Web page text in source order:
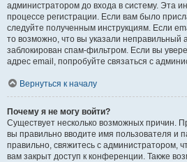
администратором до входа в систему. Эта
процессе регистрации. Если вам было
следуйте полученным инструкциям. Если
то возможно, что вы указали неправильный
заблокирован спам-фильтром. Если вы
адрес email, попробуйте связаться с
Вернуться к началу
Почему я не могу войти?
Существует несколько возможных причин.
вы правильно вводите имя пользователя и
правильно, свяжитесь с администратором,
вам закрыт доступ к конференции. Также